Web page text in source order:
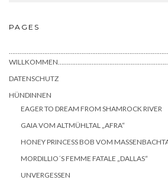
PAGES
DATENSCHUTZ
HÜNDINNEN
EAGER TO DREAM FROM SHAMROCK RIVER
GAIA VOM ALTMÜHLTAL „AFRA“
HONEY PRINCESS BOB VOM
MORDILLIO´S FEMME FATALE „DALLAS“
UNVERGESSEN